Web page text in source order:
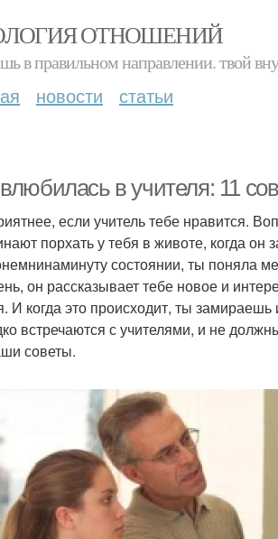
ОТНОШЕНИЙ
в правильном направлении. твой
новости статьи
в учителя: 11
если учитель тебе нравится.
порхать у тебя в животе, когда он
состоянии, ты поняла
он рассказывает тебе новое и
И когда это происходит, ты
встречаются с учителями, и не
советы.